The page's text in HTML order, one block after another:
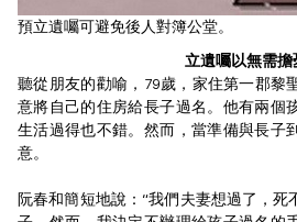
預立遺囑可避免後人對簿公堂。
立遺囑以無需擔
聽從朋友的勸喻，79歲，家住第一郡黎
意將自己的住房給長子過名。他有兩個
生活過得也不錯。然而，當準備與長子
意。
阮春和簡短地說：“我們夫妻想過了，